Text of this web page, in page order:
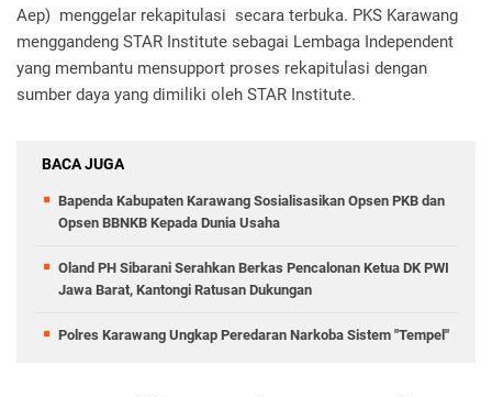
Aep) menggelar rekapitulasi secara terbuka. PKS Karawang
menggandeng STAR Institute sebagai Lembaga Independent
yang membantu mensupport proses rekapitulasi dengan
sumber daya yang dimiliki oleh STAR Institute.
BACA JUGA
Bapenda Kabupaten Karawang Sosialisasikan Opsen PKB dan
Opsen BBNKB Kepada Dunia Usaha
Oland PH Sibarani Serahkan Berkas Pencalonan Ketua DK PWI
Jawa Barat, Kantongi Ratusan Dukungan
Polres Karawang Ungkap Peredaran Narkoba Sistem "Tempel"